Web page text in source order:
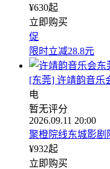
¥630起
立即购买
促
限时立减28.8元
[东莞] 许靖韵音乐
电
暂无评分
2026.09.11 20:00
聚橙院线东城影剧
¥932起
立即购买